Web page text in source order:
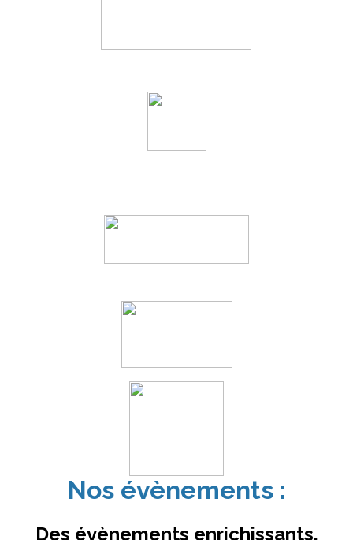
Nos évènements :
Des évènements enrichissants,